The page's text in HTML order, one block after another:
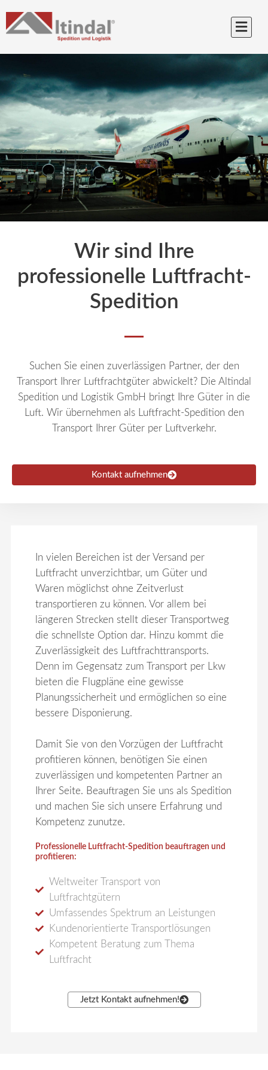
Wir sind Ihre
professionelle Luftfracht-
Spedition
Suchen Sie einen zuverlässigen Partner, der den
Transport Ihrer Luftfrachtgüter abwickelt? Die Altindal
Spedition und Logistik GmbH bringt Ihre Güter in die
Luft. Wir übernehmen als
Luftfracht-Spedition den
Transport Ihrer Güter per Luftverkehr.
Kontakt aufnehmen
In vielen Bereichen ist der Versand per
Luftfracht unverzichtbar, um Güter und
Waren möglichst ohne Zeitverlust
transportieren zu können. Vor allem bei
längeren Strecken stellt dieser Transportweg
die schnellste Option dar. Hinzu kommt die
Zuverlässigkeit des Luftfrachttransports.
Denn im Gegensatz zum Transport per Lkw
bieten die Flugpläne eine gewisse
Planungssicherheit und ermöglichen so eine
bessere Disponierung.
Damit Sie von den Vorzügen der
Luftfracht
profitieren können, benötigen Sie einen
zuverlässigen und kompetenten Partner an
Ihrer Seite. Beauftragen Sie uns als Spedition
und machen Sie sich unsere Erfahrung und
Kompetenz zunutze.
Professionelle Luftfracht-Spedition beauftragen und
profitieren:
Weltweiter Transport von
Luftfrachtgütern
Umfassendes Spektrum an Leistungen
Kundenorientierte Transportlösungen
Kompetent Beratung zum Thema
Luftfracht
Jetzt Kontakt aufnehmen!